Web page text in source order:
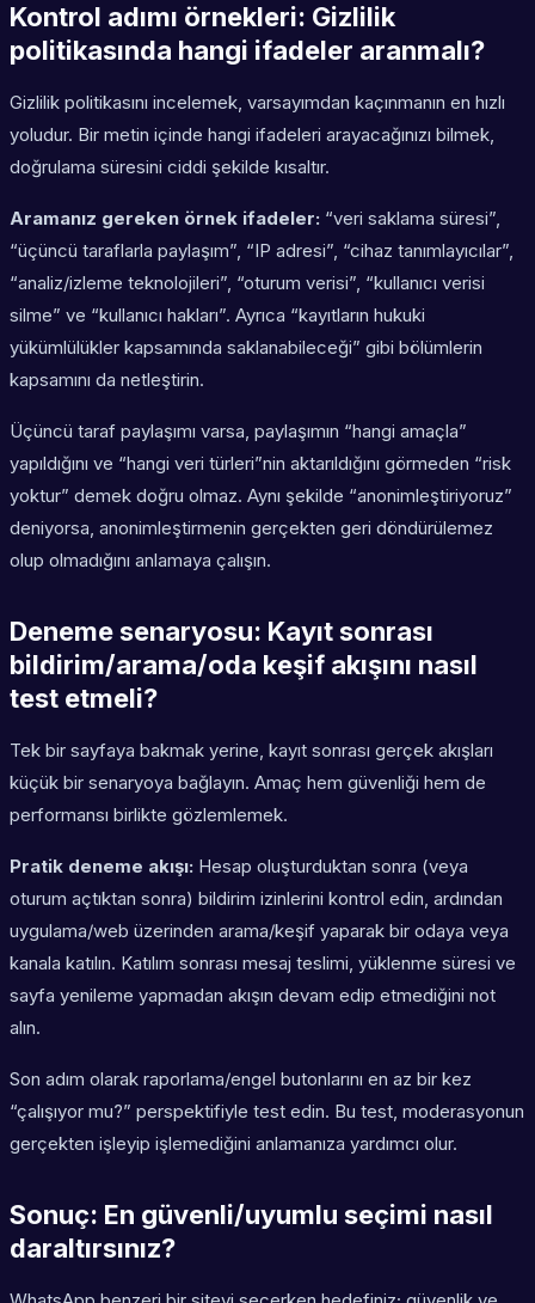
Kontrol adımı örnekleri: Gizlilik
politikasında hangi ifadeler aranmalı?
Gizlilik politikasını incelemek, varsayımdan kaçınmanın en hızlı
yoludur. Bir metin içinde hangi ifadeleri arayacağınızı bilmek,
doğrulama süresini ciddi şekilde kısaltır.
Aramanız gereken örnek ifadeler: “veri saklama süresi”,
“üçüncü taraflarla paylaşım”, “IP adresi”, “cihaz tanımlayıcılar”,
“analiz/izleme teknolojileri”, “oturum verisi”, “kullanıcı verisi
silme” ve “kullanıcı hakları”. Ayrıca “kayıtların hukuki
yükümlülükler kapsamında saklanabileceği” gibi bölümlerin
kapsamını da netleştirin.
Üçüncü taraf paylaşımı varsa, paylaşımın “hangi amaçla”
yapıldığını ve “hangi veri türleri”nin aktarıldığını görmeden “risk
yoktur” demek doğru olmaz. Aynı şekilde “anonimleştiriyoruz”
deniyorsa, anonimleştirmenin gerçekten geri döndürülemez
olup olmadığını anlamaya çalışın.
Deneme senaryosu: Kayıt sonrası
bildirim/arama/oda keşif akışını nasıl
test etmeli?
Tek bir sayfaya bakmak yerine, kayıt sonrası gerçek akışları
küçük bir senaryoya bağlayın. Amaç hem güvenliği hem de
performansı birlikte gözlemlemek.
Pratik deneme akışı: Hesap oluşturduktan sonra (veya
oturum açtıktan sonra) bildirim izinlerini kontrol edin, ardından
uygulama/web üzerinden arama/keşif yaparak bir odaya veya
kanala katılın. Katılım sonrası mesaj teslimi, yüklenme süresi ve
sayfa yenileme yapmadan akışın devam edip etmediğini not
alın.
Son adım olarak raporlama/engel butonlarını en az bir kez
“çalışıyor mu?” perspektifiyle test edin. Bu test, moderasyonun
gerçekten işleyip işlemediğini anlamanıza yardımcı olur.
Sonuç: En güvenli/uyumlu seçimi nasıl
daraltırsınız?